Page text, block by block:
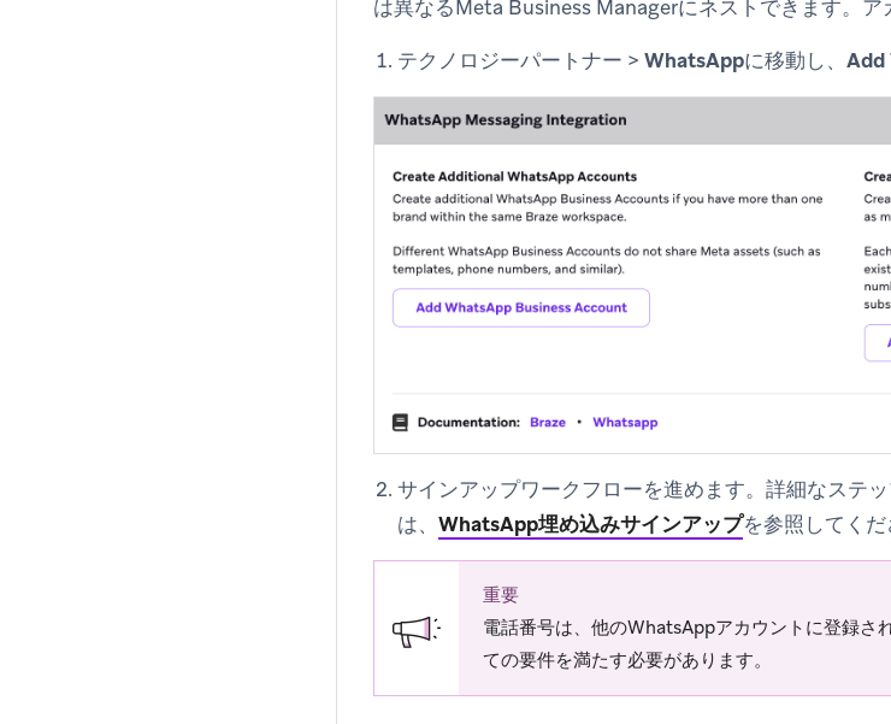
は異なるMeta Business Managerにネストできます。ア
テクノロジーパートナー > WhatsAppに移動し、 Add
サインアップワークフローを進めます。詳細なステ
は、 WhatsApp埋め込みサインアップを参照してくだ
重要
電話番号は、他のWhatsAppアカウントに登録
ての要件を満たす必要があります。